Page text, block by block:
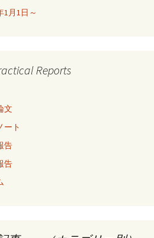
1月1日～
Reports
文
ート
告
告